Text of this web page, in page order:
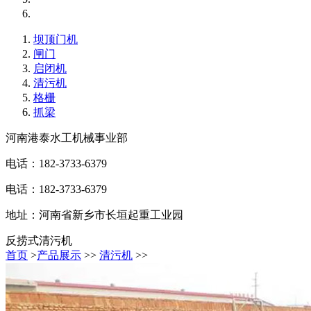
坝顶门机
闸门
启闭机
清污机
格栅
抓梁
河南港泰水工机械事业部
电话：182-3733-6379
电话：182-3733-6379
地址：河南省新乡市长垣起重工业园
反捞式清污机
首页 >产品展示 >> 清污机 >>